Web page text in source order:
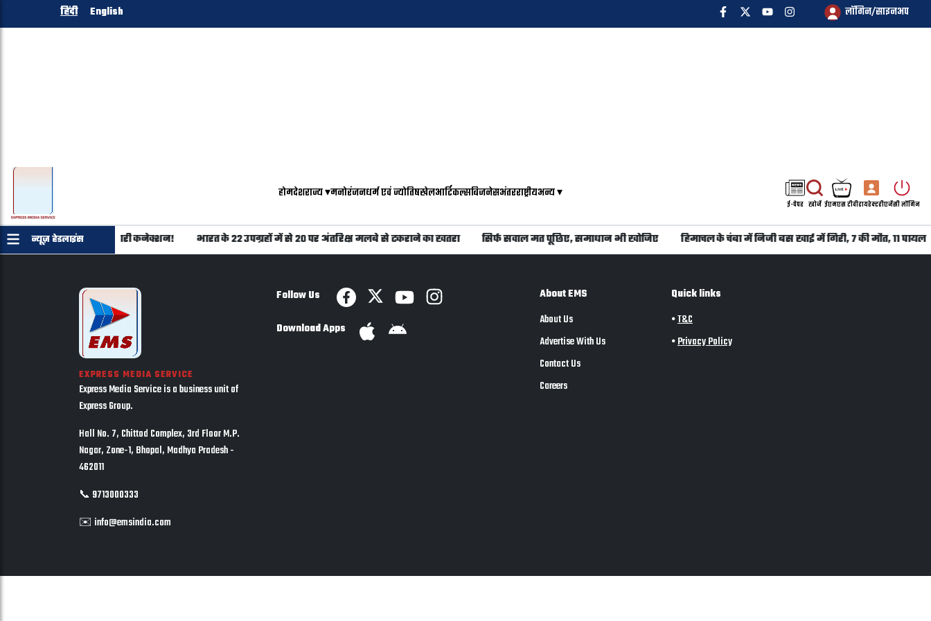
हिंदी English लॉगिन/साइनअप
होमदेशराज्य▾मनोरंजनधर्म एवं ज्योतिषखेलआर्टिकल्सबिजनेसअंतरराष्ट्रीयअन्य▾
ई-पेपर खोजें ईएमएस टीवीडायरेक्टरीएजेंसी लॉगिन
न्यूज़ हेडलाइंस
शिवराज परिवार से कारोबारी कनेक्शन! भारत के 22 उपग्रहों में से 20 पर अंतरिक्ष मलबे से टकराने का खतरा सिर्फ सवाल मत पूछिए, समाधान भी खोजिए हिमाचल के चंबा में निजी बस खाई में गिरी, 7 की मौत, 11 घायल
EXPRESS MEDIA SERVICE
Express Media Service is a business unit of
Express Group.
Hall No. 7, Chittod Complex, 3rd Floor M.P.
Nagar, Zone-1, Bhopal, Madhya Pradesh -
462011
📞 9713000333
✉️ info@emsindia.com
Follow Us
Download Apps
About EMS
About Us
Advertise With Us
Contact Us
Careers
Quick links
•T&C
•Privacy Policy